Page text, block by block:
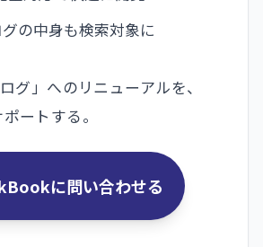
の中身も検索対象に
グ」へのリニューアルを、
ートする。
に問い合わせる